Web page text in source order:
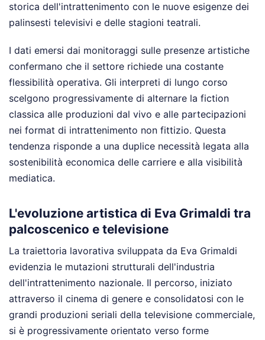
storica dell'intrattenimento con le nuove esigenze dei
palinsesti televisivi e delle stagioni teatrali.
I dati emersi dai monitoraggi sulle presenze artistiche
confermano che il settore richiede una costante
flessibilità operativa. Gli interpreti di lungo corso
scelgono progressivamente di alternare la fiction
classica alle produzioni dal vivo e alle partecipazioni
nei format di intrattenimento non fittizio. Questa
tendenza risponde a una duplice necessità legata alla
sostenibilità economica delle carriere e alla visibilità
mediatica.
L'evoluzione artistica di Eva Grimaldi tra
palcoscenico e televisione
La traiettoria lavorativa sviluppata da Eva Grimaldi
evidenzia le mutazioni strutturali dell'industria
dell'intrattenimento nazionale. Il percorso, iniziato
attraverso il cinema di genere e consolidatosi con le
grandi produzioni seriali della televisione commerciale,
si è progressivamente orientato verso forme